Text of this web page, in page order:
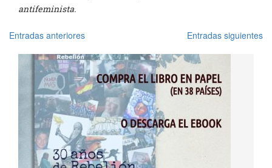
antifeminista.
entradas
Entradas anteriores Entradas siguientes